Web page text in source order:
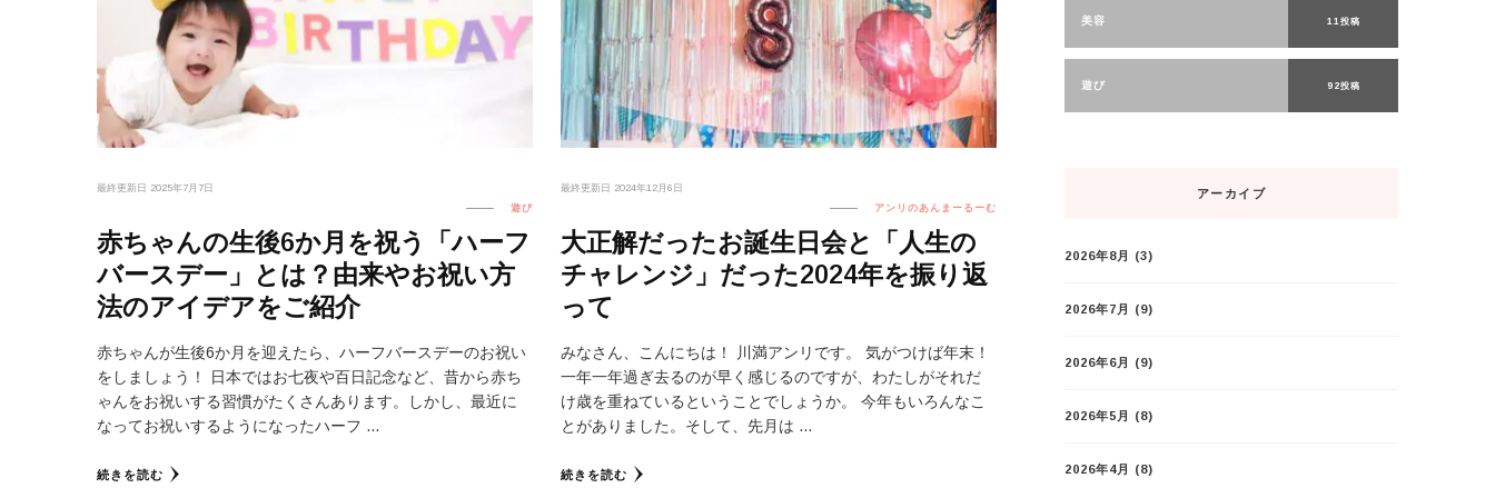
最終更新日 2025年7月7日
遊び
赤ちゃんの生後6か月を祝う「ハーフ
バースデー」とは？由来やお祝い方
法のアイデアをご紹介
赤ちゃんが生後6か月を迎えたら、ハーフバースデーのお祝い
をしましょう！ 日本ではお七夜や百日記念など、昔から赤ち
ゃんをお祝いする習慣がたくさんあります。しかし、最近に
なってお祝いするようになったハーフ …
続きを読む
最終更新日 2024年12月6日
アンリのあんまーるーむ
大正解だったお誕生日会と「人生の
チャレンジ」だった2024年を振り返
って
みなさん、こんにちは！ 川満アンリです。 気がつけば年末！
一年一年過ぎ去るのが早く感じるのですが、わたしがそれだ
け歳を重ねているということでしょうか。 今年もいろんなこ
とがありました。そして、先月は …
続きを読む
美容 11投稿
遊び 92投稿
アーカイブ
2026年8月 (3)
2026年7月 (9)
2026年6月 (9)
2026年5月 (8)
2026年4月 (8)